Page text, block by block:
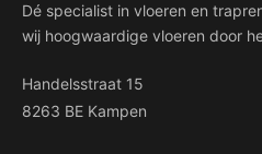
Dé specialist in vloeren en
wij hoogwaardige vloeren door
Handelsstraat 15
8263 BE Kampen